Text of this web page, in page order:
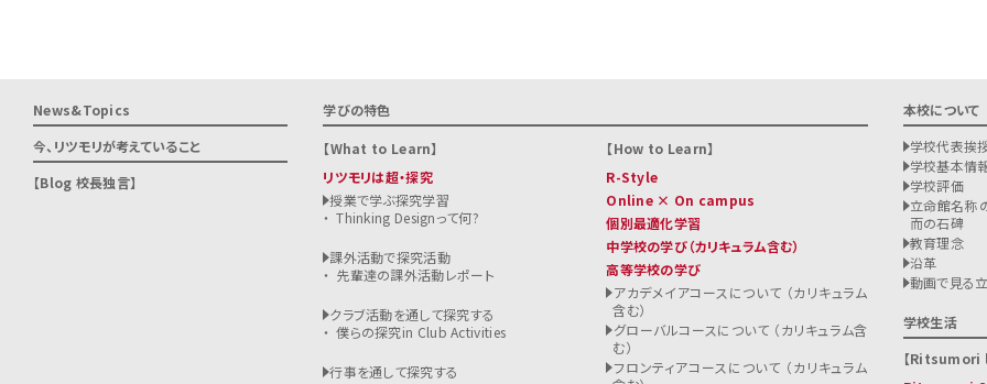
News&Topics
今、リツモリが考えていること
Blog 校長独言
学びの特色
What to Learn
リツモリは超・探究
授業で学ぶ探究学習
Thinking Designって何?
課外活動で探究活動
先輩達の課外活動レポート
クラブ活動を通して探究する
僕らの探究in Club Activities
行事を通して探究する
How to Learn
R-Style
Online × On campus
個別最適化学習
中学校の学び（カリキュラム含む）
高等学校の学び
アカデメイアコースについて （カリキュラム
含む）
グローバルコースについて （カリキュラム含
む）
フロンティアコースについて （カリキュラム
本校について
学校代表挨
学校基本情
学校評価
立命館名称
而の石碑
教育理念
沿革
動画で見る
学校生活
Ritsumori